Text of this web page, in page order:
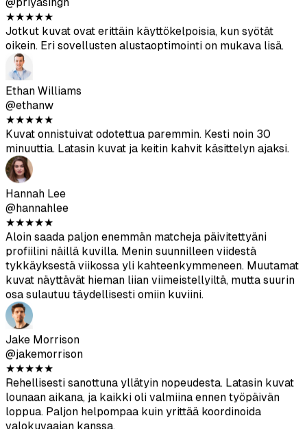
Aitouspisteytysominaisuus on todella hyödyllinen. Käytin
vain yli 80 pistettä saaneita kuvia, ja ne näyttävät
luontevilta Tinderissä.
Priya Singh
@priyasingh
★★★★★
Jotkut kuvat ovat erittäin käyttökelpoisia, kun syötät
oikein. Eri sovellusten alustaoptimointi on mukava lisä.
Ethan Williams
@ethanw
★★★★★
Kuvat onnistuivat odotettua paremmin. Kesti noin 30
minuuttia. Latasin kuvat ja keitin kahvit käsittelyn ajaksi.
Hannah Lee
@hannahlee
★★★
Aloin saada paljon enemmän matcheja päivitettyäni
profiilini näillä kuvilla. Menin suunnilleen viidestä
tykkäyksestä viikossa yli kahteenkymmeneen. Muutamat
kuvat näyttävät hieman liian viimeistellyiltä, mutta suurin
osa sulautuu täydellisesti omiin kuviini.